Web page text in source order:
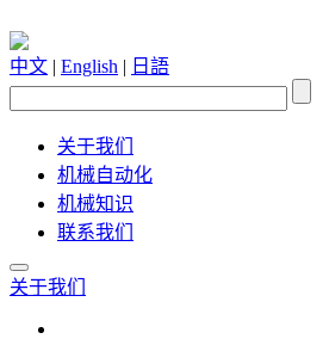
中文 | English | 日語
关于我们
机械自动化
机械知识
联系我们
关于我们